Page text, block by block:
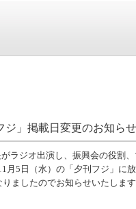
ジ」掲載日変更のお知ら
ジオ出演し、振興会の役割、
月5日（水）の「夕刊フジ」に
ましたのでお知らせいたします